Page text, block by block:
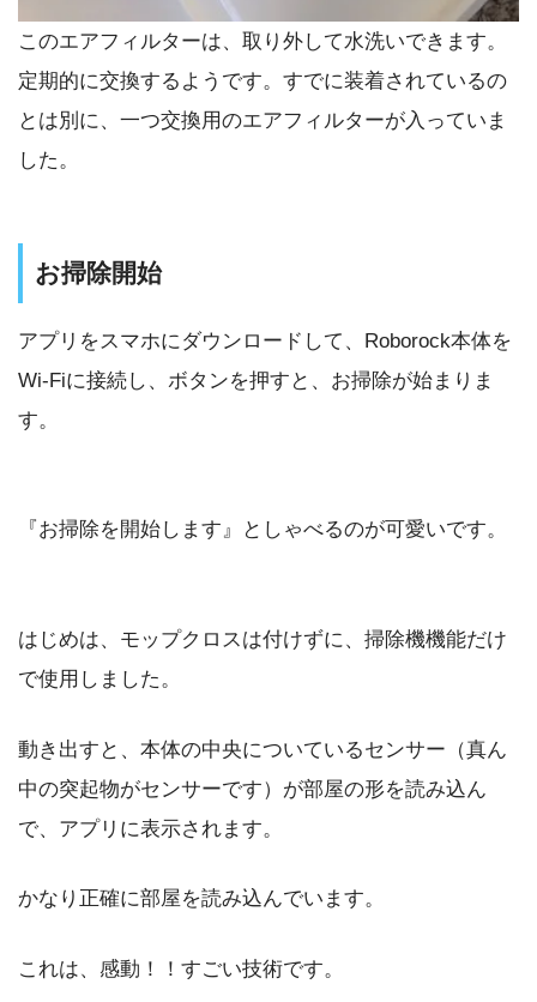
このエアフィルターは、取り外して水洗いできます。
定期的に交換するようです。すでに装着されているの
とは別に、一つ交換用のエアフィルターが入っていま
した。
お掃除開始
アプリをスマホにダウンロードして、Roborock本体を
Wi-Fiに接続し、ボタンを押すと、お掃除が始まりま
す。
『お掃除を開始します』としゃべるのが可愛いです。
はじめは、モップクロスは付けずに、掃除機機能だけ
で使用しました。
動き出すと、本体の中央についているセンサー（真ん
中の突起物がセンサーです）が部屋の形を読み込ん
で、アプリに表示されます。
かなり正確に部屋を読み込んでいます。
これは、感動！！すごい技術です。